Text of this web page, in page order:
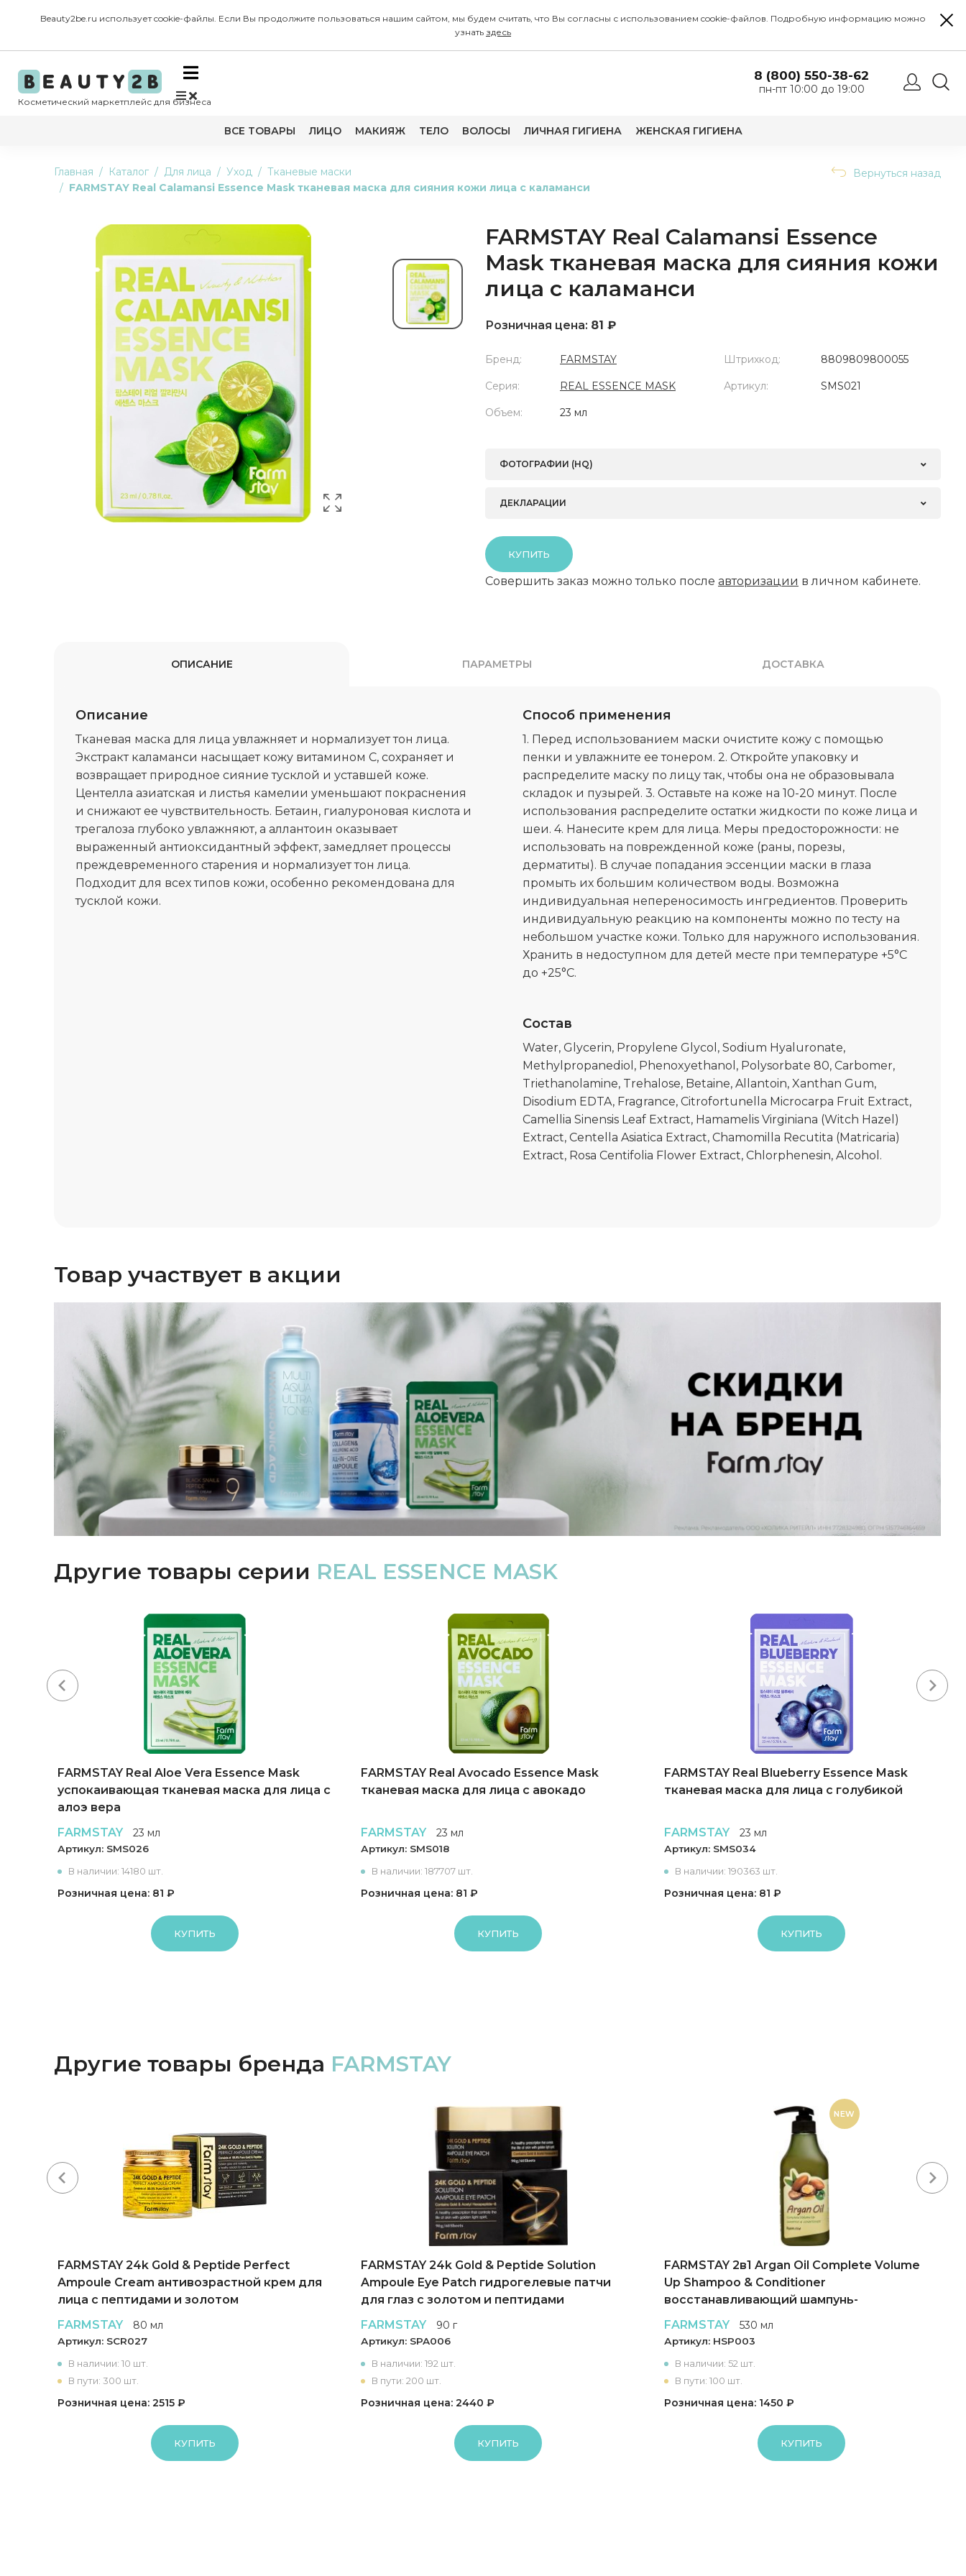
Beauty2be.ru использует cookie-файлы. Если Вы продолжите пользоваться нашим сайтом, мы будем считать, что Вы согласны с использованием cookie-файлов. Подробную информацию можно
узнать здесь
Косметический маркетплейс для бизнеса
8 (800) 550-38-62
пн-пт 10:00 до 19:00
ВСЕ ТОВАРЫ ЛИЦО МАКИЯЖ ТЕЛО ВОЛОСЫ ЛИЧНАЯ ГИГИЕНА ЖЕНСКАЯ ГИГИЕНА
Главная Каталог Для лица Уход
Тканевые маски
FARMSTAY Real Calamansi Essence Mask тканевая маска для сияния кожи лица с каламанси
Вернуться назад
-15%
FARMSTAY Real Calamansi Essence
Mask тканевая маска для сияния кожи
лица с каламанси
Розничная цена: 81 ₽
Бренд: FARMSTAY Штрихкод: 8809809800055
Серия: REAL ESSENCE MASK Артикул: SMS021
Объем: 23 мл
ФОТОГРАФИИ (HQ)
ДЕКЛАРАЦИИ
КУПИТЬ
Совершить заказ можно только после авторизации в личном кабинете.
ОПИСАНИЕ ПАРАМЕТРЫ ДОСТАВКА
Описание
Тканевая маска для лица увлажняет и нормализует тон лица.
Экстракт каламанси насыщает кожу витамином С, сохраняет и
возвращает природное сияние тусклой и уставшей коже.
Центелла азиатская и листья камелии уменьшают покраснения
и снижают ее чувствительность. Бетаин, гиалуроновая кислота и
трегалоза глубоко увлажняют, а аллантоин оказывает
выраженный антиоксидантный эффект, замедляет процессы
преждевременного старения и нормализует тон лица.
Подходит для всех типов кожи, особенно рекомендована для
тусклой кожи.
Способ применения
1. Перед использованием маски очистите кожу с помощью
пенки и увлажните ее тонером. 2. Откройте упаковку и
распределите маску по лицу так, чтобы она не образовывала
складок и пузырей. 3. Оставьте на коже на 10-20 минут. После
использования распределите остатки жидкости по коже лица и
шеи. 4. Нанесите крем для лица. Меры предосторожности: не
использовать на поврежденной коже (раны, порезы,
дерматиты). В случае попадания эссенции маски в глаза
промыть их большим количеством воды. Возможна
индивидуальная непереносимость ингредиентов. Проверить
индивидуальную реакцию на компоненты можно по тесту на
небольшом участке кожи. Только для наружного использования.
Хранить в недоступном для детей месте при температуре +5°C
до +25°C.
Состав
Water, Glycerin, Propylene Glycol, Sodium Hyaluronate,
Methylpropanediol, Phenoxyethanol, Polysorbate 80, Carbomer,
Triethanolamine, Trehalose, Betaine, Allantoin, Xanthan Gum,
Disodium EDTA, Fragrance, Citrofortunella Microcarpa Fruit Extract,
Camellia Sinensis Leaf Extract, Hamamelis Virginiana (Witch Hazel)
Extract, Centella Asiatica Extract, Chamomilla Recutita (Matricaria)
Extract, Rosa Centifolia Flower Extract, Chlorphenesin, Alcohol.
Товар участвует в акции
Другие товары серии REAL ESSENCE MASK
FARMSTAY Real Aloe Vera Essence Mask
успокаивающая тканевая маска для лица с
алоэ вера
FARMSTAY
23 мл
Артикул: SMS026
В наличии: 14180 шт.
Розничная цена: 81 ₽
КУПИТЬ
FARMSTAY Real Avocado Essence Mask
тканевая маска для лица с авокадо
FARMSTAY 23 мл
Артикул: SMS018
В наличии: 187707 шт.
Розничная цена: 81 ₽
КУПИТЬ
FARMSTAY Real Blueberry Essence Mask
тканевая маска для лица с голубикой
FARMSTAY 23 мл
Артикул: SMS034
В наличии: 190363 шт.
Розничная цена: 81 ₽
КУПИТЬ
Next
Другие товары бренда FARMSTAY
FARMSTAY 24k Gold & Peptide Perfect
Ampoule Cream антивозрастной крем для
лица с пептидами и золотом
FARMSTAY
80 мл
Артикул: SCR027
В наличии: 10 шт.
В пути: 300 шт.
Розничная цена: 2515 ₽
КУПИТЬ
FARMSTAY 24k Gold & Peptide Solution
Ampoule Eye Patch гидрогелевые патчи
для глаз с золотом и пептидами
FARMSTAY
90 г
Артикул: SPA006
В наличии: 192 шт.
В пути: 200 шт.
Розничная цена: 2440 ₽
КУПИТЬ
FARMSTAY 2в1 Argan Oil Complete Volume
Up Shampoo & Conditioner
восстанавливающий шампунь-
FARMSTAY 530 мл
Артикул: HSP003
В наличии: 52 шт.
В пути: 100 шт.
Розничная цена: 1450 ₽
КУПИТЬ
NEW
Next